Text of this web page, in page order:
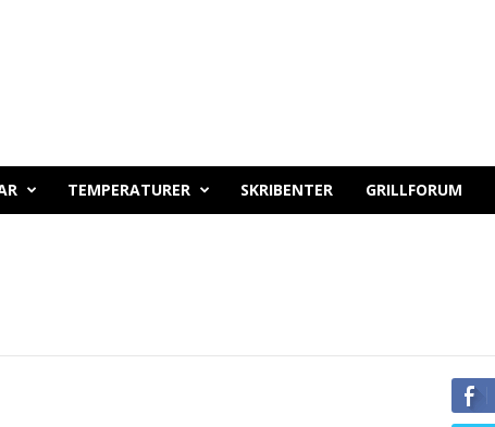
TEMPERATURER SKRIBENTER GRILLFORUM